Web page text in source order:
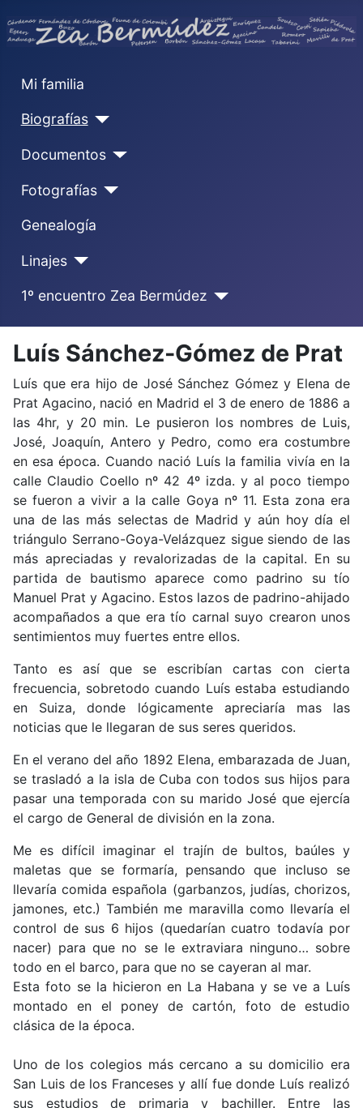
Mi familia
Biografías
Documentos
Fotografías
Genealogía
Linajes
1º encuentro Zea Bermúdez
Luís Sánchez-Gómez de Prat
Luís que era hijo de José Sánchez Gómez y Elena de
Prat Agacino, nació en Madrid el 3 de enero de 1886 a
las 4hr, y 20 min. Le pusieron los nombres de Luis,
José, Joaquín, Antero y Pedro, como era costumbre
en esa época. Cuando nació Luís la familia vivía en la
calle Claudio Coello nº 42 4º izda. y al poco tiempo
se fueron a vivir a la calle Goya nº 11. Esta zona era
una de las más selectas de Madrid y aún hoy día el
triángulo Serrano-Goya-Velázquez sigue siendo de las
más apreciadas y revalorizadas de la capital. En su
partida de bautismo aparece como padrino su tío
Manuel Prat y Agacino. Estos lazos de padrino-ahijado
acompañados a que era tío carnal suyo crearon unos
sentimientos muy fuertes entre ellos.
Tanto es así que se escribían cartas con cierta
frecuencia, sobretodo cuando Luís estaba estudiando
en Suiza, donde lógicamente apreciaría mas las
noticias que le llegaran de sus seres queridos.
En el verano del año 1892 Elena, embarazada de Juan,
se trasladó a la isla de Cuba con todos sus hijos para
pasar una temporada con su marido José que ejercía
el cargo de General de división en la zona.
Me es difícil imaginar el trajín de bultos, baúles y
maletas que se formaría, pensando que incluso se
llevaría comida española (garbanzos, judías, chorizos,
jamones, etc.) También me maravilla como llevaría el
control de sus 6 hijos (quedarían cuatro todavía por
nacer) para que no se le extraviara ninguno… sobre
todo en el barco, para que no se cayeran al mar.
Esta foto se la hicieron en La Habana y se ve a Luís
montado en el poney de cartón, foto de estudio
clásica de la época.
Uno de los colegios más cercano a su domicilio era
San Luis de los Franceses y allí fue donde Luís realizó
sus estudios de primaria y bachiller. Entre las